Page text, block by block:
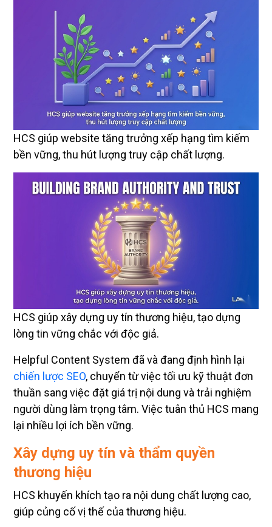
HCS giúp website tăng trưởng xếp hạng tìm kiếm
bền vững, thu hút lượng truy cập chất lượng.
HCS giúp xây dựng uy tín thương hiệu, tạo dựng
lòng tin vững chắc với độc giả.
Helpful Content System đã và đang định hình lại
chiến lược SEO, chuyển từ việc tối ưu kỹ thuật đơn
thuần sang việc đặt giá trị nội dung và trải nghiệm
người dùng làm trọng tâm. Việc tuân thủ HCS mang
lại nhiều lợi ích bền vững.
Xây dựng uy tín và thẩm quyền
thương hiệu
HCS khuyến khích tạo ra nội dung chất lượng cao,
giúp củng cố vị thế của thương hiệu.